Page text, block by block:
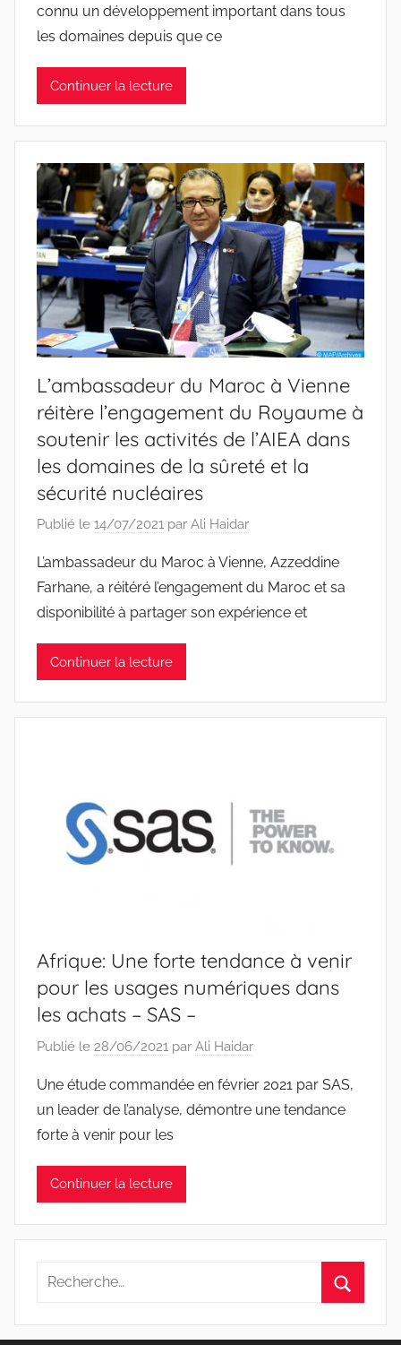
connu un développement important dans tous
les domaines depuis que ce
Continuer la lecture
L’ambassadeur du Maroc à Vienne
réitère l’engagement du Royaume à
soutenir les activités de l’AIEA dans
les domaines de la sûreté et la
sécurité nucléaires
Publié le 14/07/2021 par Ali Haidar
L’ambassadeur du Maroc à Vienne, Azzeddine
Farhane, a réitéré l’engagement du Maroc et sa
disponibilité à partager son expérience et
Continuer la lecture
Afrique: Une forte tendance à venir
pour les usages numériques dans
les achats – SAS –
Publié le 28/06/2021 par Ali Haidar
Une étude commandée en février 2021 par SAS,
un leader de l’analyse, démontre une tendance
forte à venir pour les
Continuer la lecture
Recherche
: